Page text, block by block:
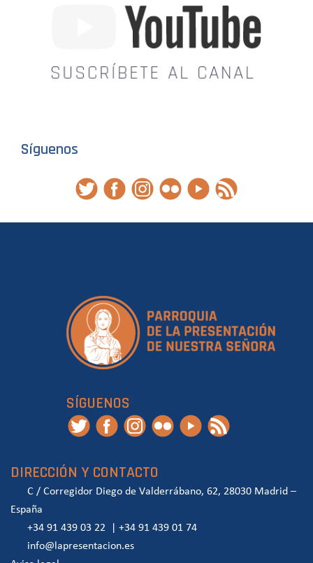
Síguenos
SÍGUENOS
DIRECCIÓN Y CONTACTO
C / Corregidor Diego de Valderrábano, 62, 28030 Madrid –
España
+34 91 439 03 22
+34 91 439 01 74
info@lapresentacion.es